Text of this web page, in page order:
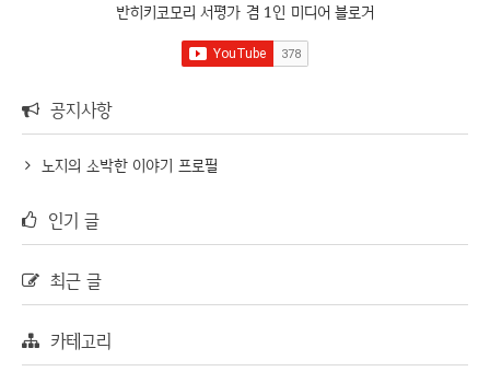
반히키코모리 서평가 겸 1인 미디어 블로거
공지사항
노지의 소박한 이야기 프로필
인기 글
최근 글
카테고리